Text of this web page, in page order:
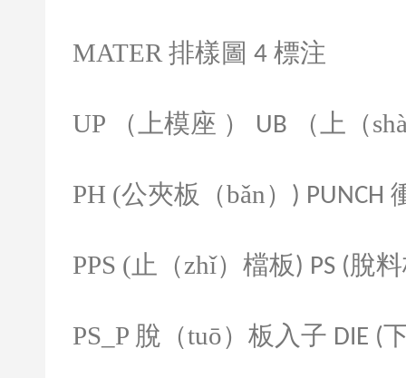
MATER 排樣圖 4 標注
UP （上模座 ） UB （上（
PH (公夾板（bǎn） ) PUNCH
PPS ( 止（zhǐ）檔板 ) PS (脫
PS_P 脫（tuō）板入子 DIE (